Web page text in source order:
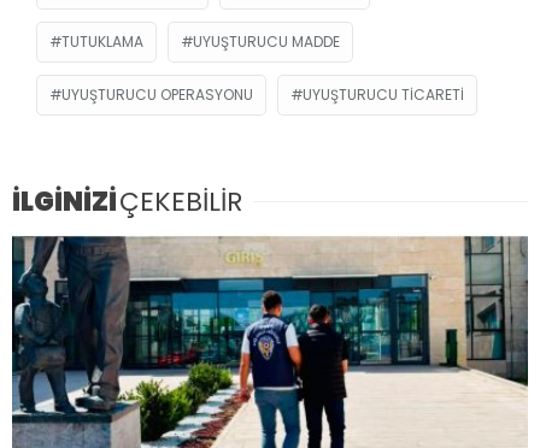
TUTUKLAMA UYUŞTURUCU MADDE
UYUŞTURUCU OPERASYONU UYUŞTURUCU TICARETI
İLGİNİZİÇEKEBİLİR